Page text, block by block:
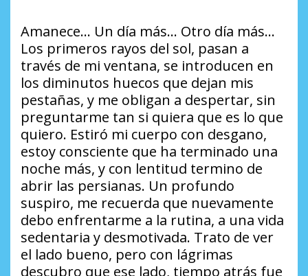
Amanece… Un día más… Otro día más…
Los primeros rayos del sol, pasan a
través de mi ventana, se introducen en
los diminutos huecos que dejan mis
pestañas, y me obligan a despertar, sin
preguntarme tan si quiera que es lo que
quiero. Estiró mi cuerpo con desgano,
estoy consciente que ha terminado una
noche más, y con lentitud termino de
abrir las persianas. Un profundo
suspiro, me recuerda que nuevamente
debo enfrentarme a la rutina, a una vida
sedentaria y desmotivada. Trato de ver
el lado bueno, pero con lágrimas
descubro que ese lado, tiempo atrás fue